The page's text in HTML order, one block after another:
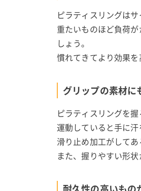
ピラティスリングは
重たいものほど負荷
しょう。
慣れてきてより効果
グリップの素材に
ピラティスリングを
運動していると手に
滑り止め加工がしてあ
また、握りやすい形